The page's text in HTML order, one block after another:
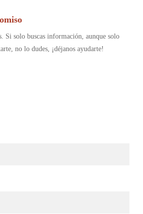
Si solo buscas información, aunque solo
no lo dudes, ¡déjanos ayudarte!